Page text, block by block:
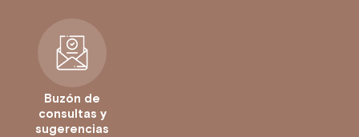
Buzón de
consultas y
sugerencias